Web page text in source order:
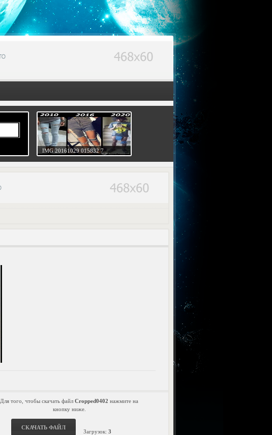
IMG 20161029 015832 7
Для того, чтобы скачать файл Cropped0402 нажмите на
кнопку ниже.
СКАЧАТЬ ФАЙЛ
Загрузок: 3